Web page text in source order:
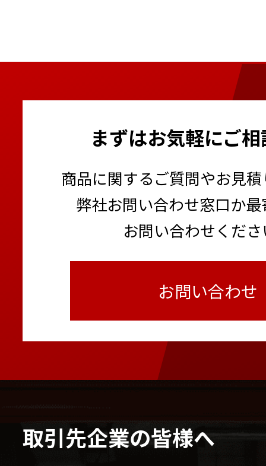
まずはお気軽にご
商品に関するご質問やお見
弊社お問い合わせ窓口か
お問い合わせくだ
お問い合わせ
取引先企業の皆様へ